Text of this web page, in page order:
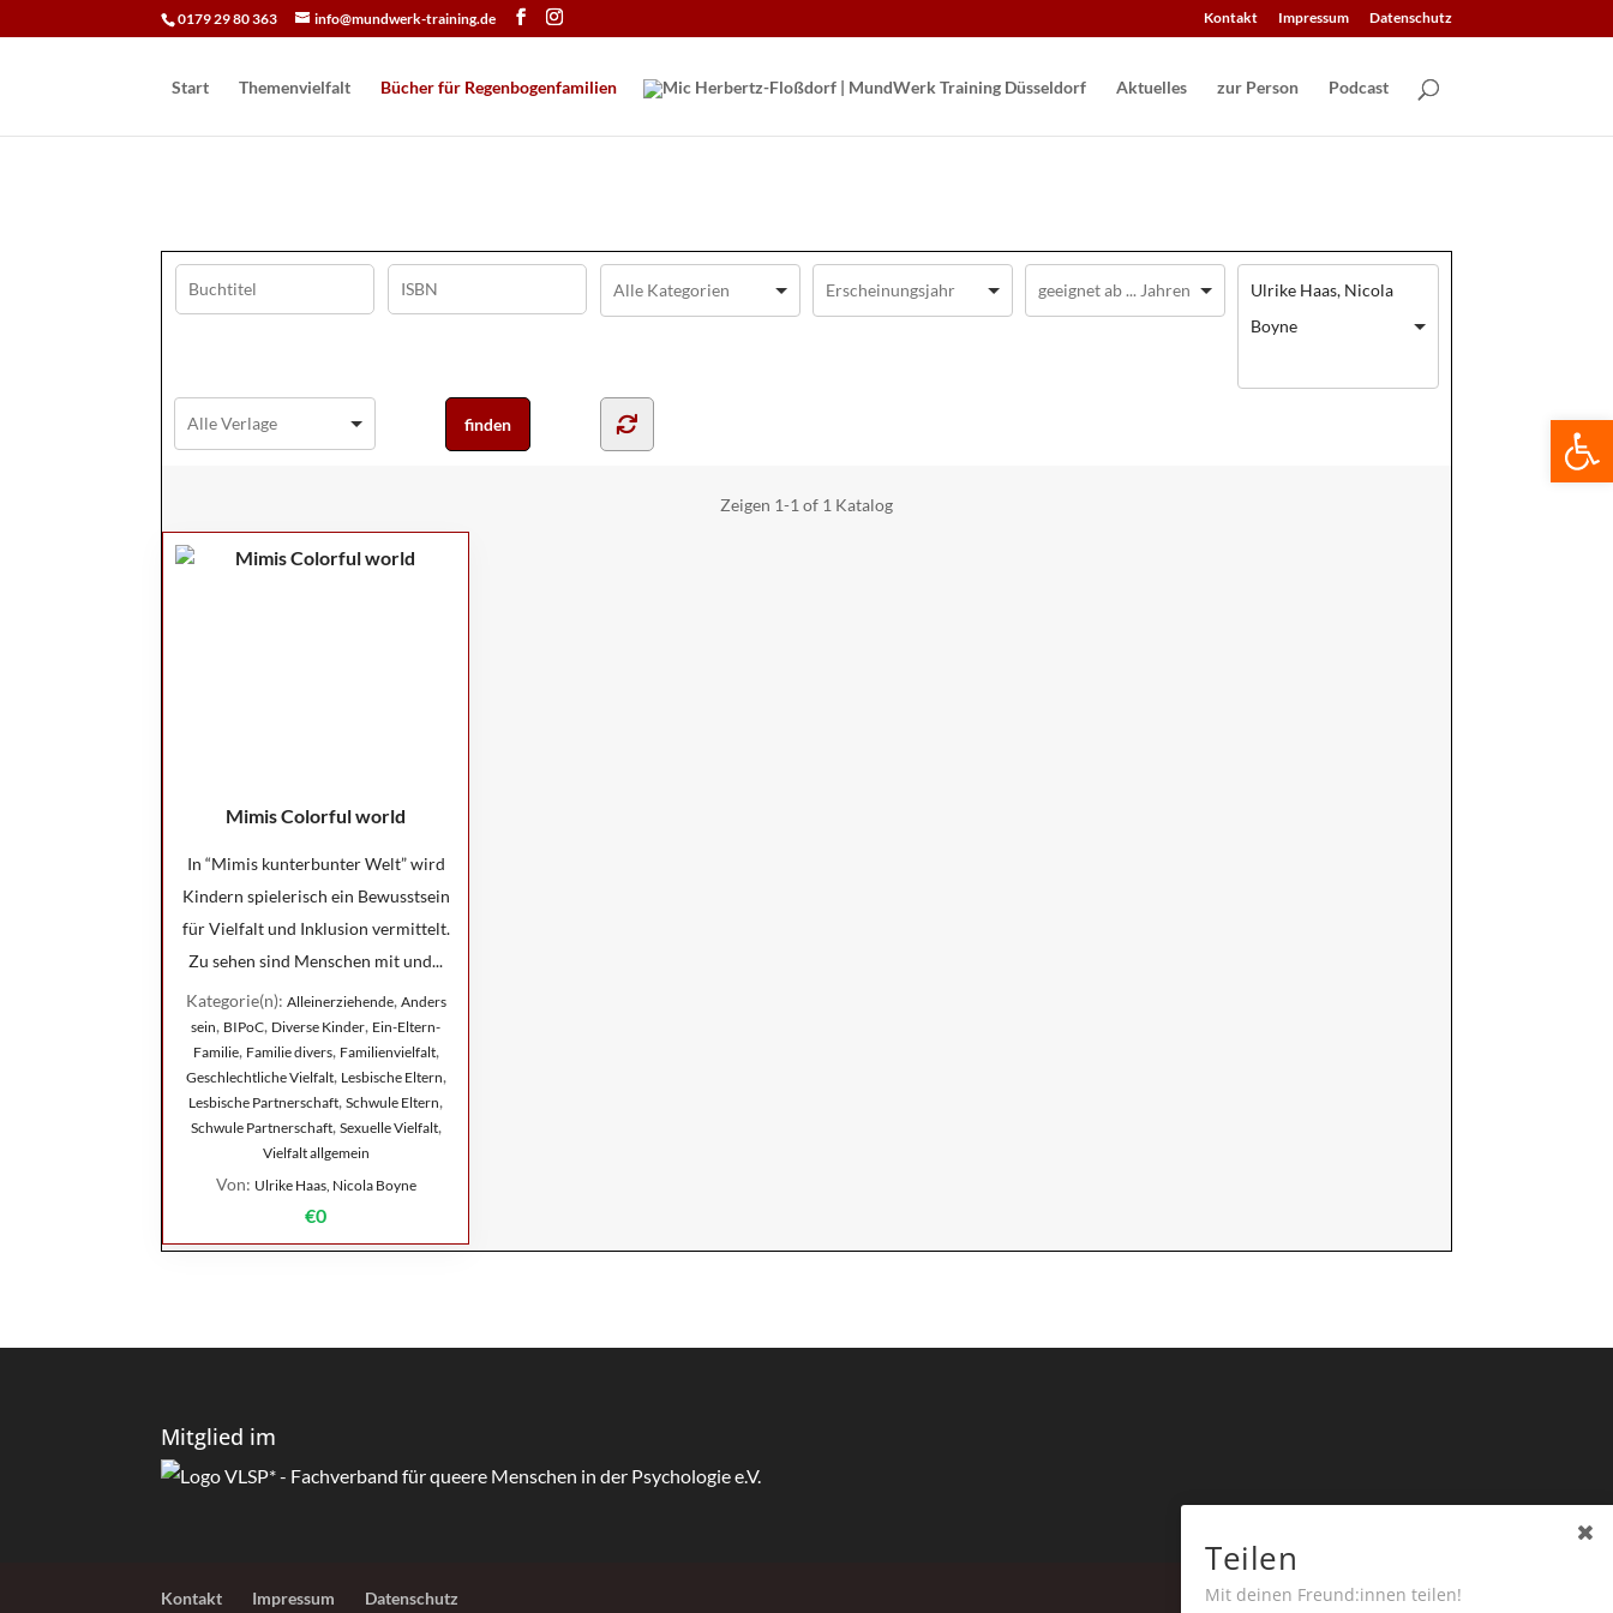
0179 29 80 363 info@mundwerk-training.de Kontakt Impressum Datenschutz
Start Themenvielfalt Bücher für Regen­bogen­familien Aktuelles zur Person Podcast
Ulrike Haas, Nicola
Boyne
Zeigen 1-1 of 1 Katalog
Mimis Colorful world
In “Mimis kunterbunter Welt” wird
Kindern spielerisch ein Bewusstsein
für Vielfalt und Inklusion vermittelt.
Zu sehen sind Menschen mit und...
Kategorie(n): Alleinerziehende, Anders
sein, BIPoC, Diverse Kinder, Ein-Eltern-
Familie, Familie divers, Familienvielfalt,
Geschlechtliche Vielfalt, Lesbische Eltern,
Lesbische Partnerschaft,Schwule Eltern,
Schwule Partnerschaft, Sexuelle Vielfalt,
Vielfalt allgemein
Von: Ulrike Haas, Nicola Boyne
€0
Mitglied im
Kontakt Impressum Datenschutz
Teilen
Mit deinen Freund:innen teilen!